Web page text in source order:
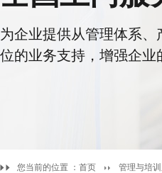
为企业提供从管理体系
位的业务支持，增强企业
您当前的位置 ： 首页 管理与培